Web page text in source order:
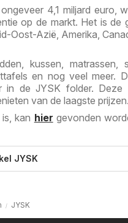
4,1 miljard euro,
op de markt. Het is de
Oost-Azië, Amerika,
kussen, matrassen,
en nog veel meer.
de JYSK folder. Deze
van de laagste
kan hier gevonden
JYSK
JYSK